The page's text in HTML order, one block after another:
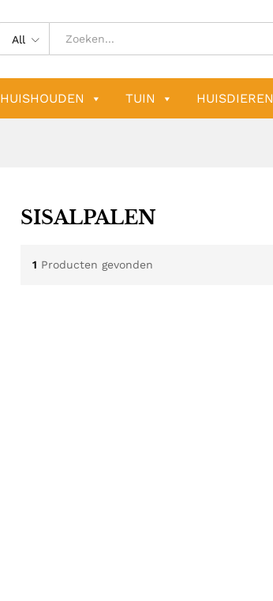
All
HUISHOUDEN TUIN HUISDIEREN
SISALPALEN
1 Producten gevonden